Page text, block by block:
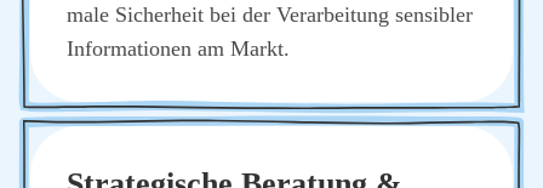
ma­le Sicher­heit bei der Ver­ar­bei­tung sen­si­bler
Infor­ma­tio­nen am Markt.